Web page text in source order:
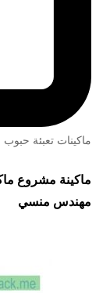
ماكينات تعبئة
ماكينة مشروع
مهندس منسي